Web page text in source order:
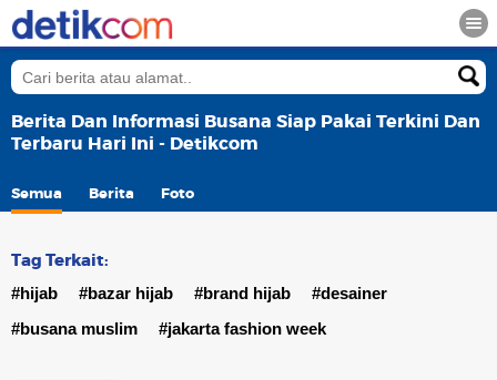
Berita Dan Informasi Busana Siap Pakai Terkini Dan
Terbaru Hari Ini - Detikcom
Semua Berita Foto
Tag Terkait:
#hijab #bazar hijab #brand hijab
#desainer
#busana muslim
#jakarta fashion week